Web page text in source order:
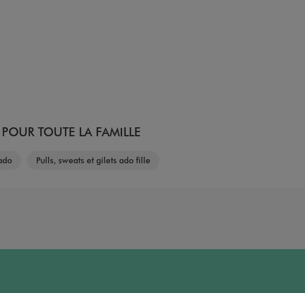
TOUTE LA FAMILLE
Pulls, sweats et gilets ado fille